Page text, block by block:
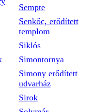
Sempte
Senkőc, erődített
templom
Siklós
Simontornya
Simony erődített
udvarház
Sirok